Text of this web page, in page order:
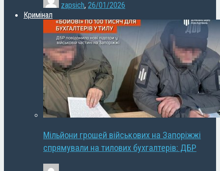
zapsich, 26/01/2026
Кримінал
Мільйони грошей військових на Запоріжжі
спрямували на тилових бухгалтерів: ДБР